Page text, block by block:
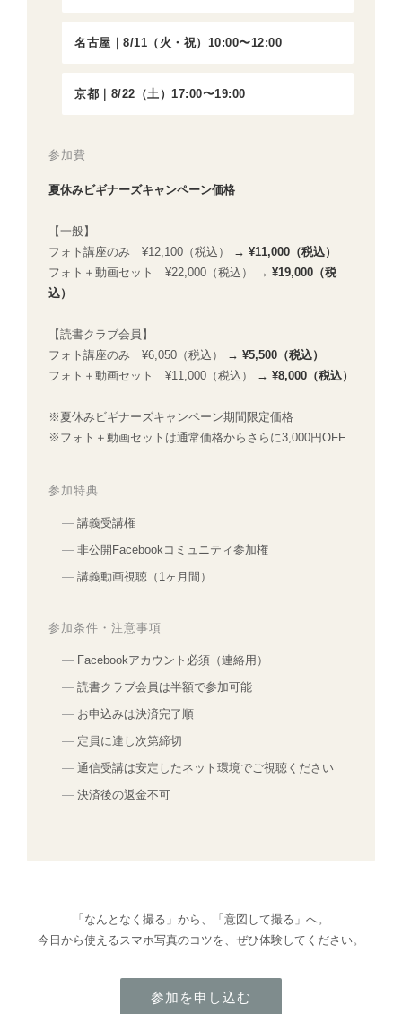
名古屋｜8/11（火・祝）10:00〜12:00
京都｜8/22（土）17:00〜19:00
参加費
夏休みビギナーズキャンペーン価格
【一般】
フォト講座のみ ¥12,100（税込）
→ ¥11,000（税込）
フォト＋動画セット ¥22,000（税込）
→ ¥19,000（税
込）
【読書クラブ会員】
フォト講座のみ ¥6,050（税込）
→ ¥5,500（税込）
フォト＋動画セット ¥11,000（税込）
→ ¥8,000（税込）
※夏休みビギナーズキャンペーン期間限定価格
※フォト＋動画セットは通常価格からさらに3,000円OFF
参加特典
講義受講権
非公開Facebookコミュニティ参加権
講義動画視聴（1ヶ月間）
参加条件・注意事項
Facebookアカウント必須（連絡用）
読書クラブ会員は半額で参加可能
お申込みは決済完了順
定員に達し次第締切
通信受講は安定したネット環境でご視聴ください
決済後の返金不可
「なんとなく撮る」から、「意図して撮る」へ。
今日から使えるスマホ写真のコツを、ぜひ体験してください。
参加を申し込む